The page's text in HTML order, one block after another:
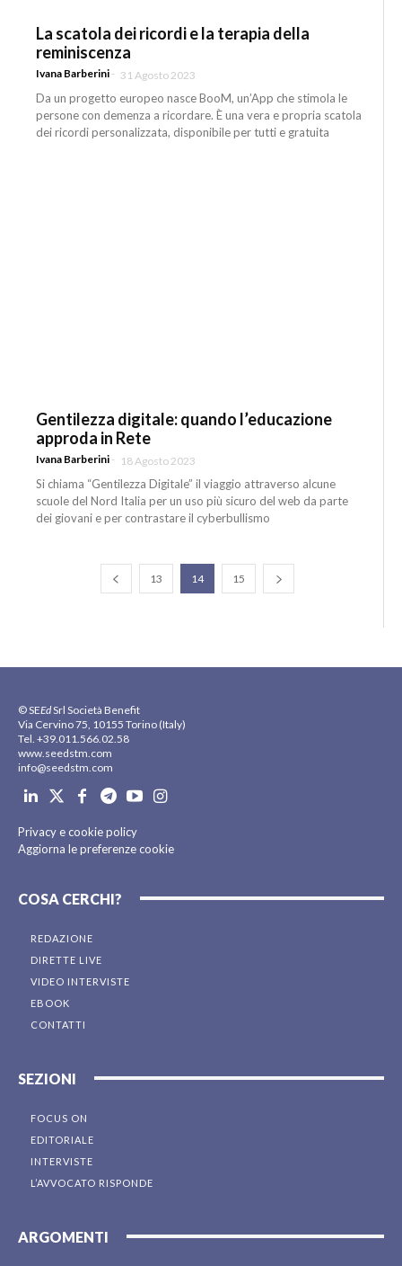
La scatola dei ricordi e la terapia della
reminiscenza
Ivana Barberini - 31 Agosto 2023
Da un progetto europeo nasce BooM, un’App che stimola le
persone con demenza a ricordare. È una vera e propria scatola
dei ricordi personalizzata, disponibile per tutti e gratuita
Gentilezza digitale: quando l’educazione
approda in Rete
Ivana Barberini - 18 Agosto 2023
Si chiama “Gentilezza Digitale” il viaggio attraverso alcune
scuole del Nord Italia per un uso più sicuro del web da parte
dei giovani e per contrastare il cyberbullismo
13 14 15
© SEEdSrl Società Benefit
Via Cervino 75, 10155 Torino (Italy)
Tel. +39.011.566.02.58
www.seedstm.com
info@seedstm.com
Privacy e cookie policy
Aggiorna le preferenze cookie
COSA CERCHI?
REDAZIONE
DIRETTE LIVE
VIDEO INTERVISTE
EBOOK
CONTATTI
SEZIONI
FOCUS ON
EDITORIALE
INTERVISTE
L’AVVOCATO RISPONDE
ARGOMENTI